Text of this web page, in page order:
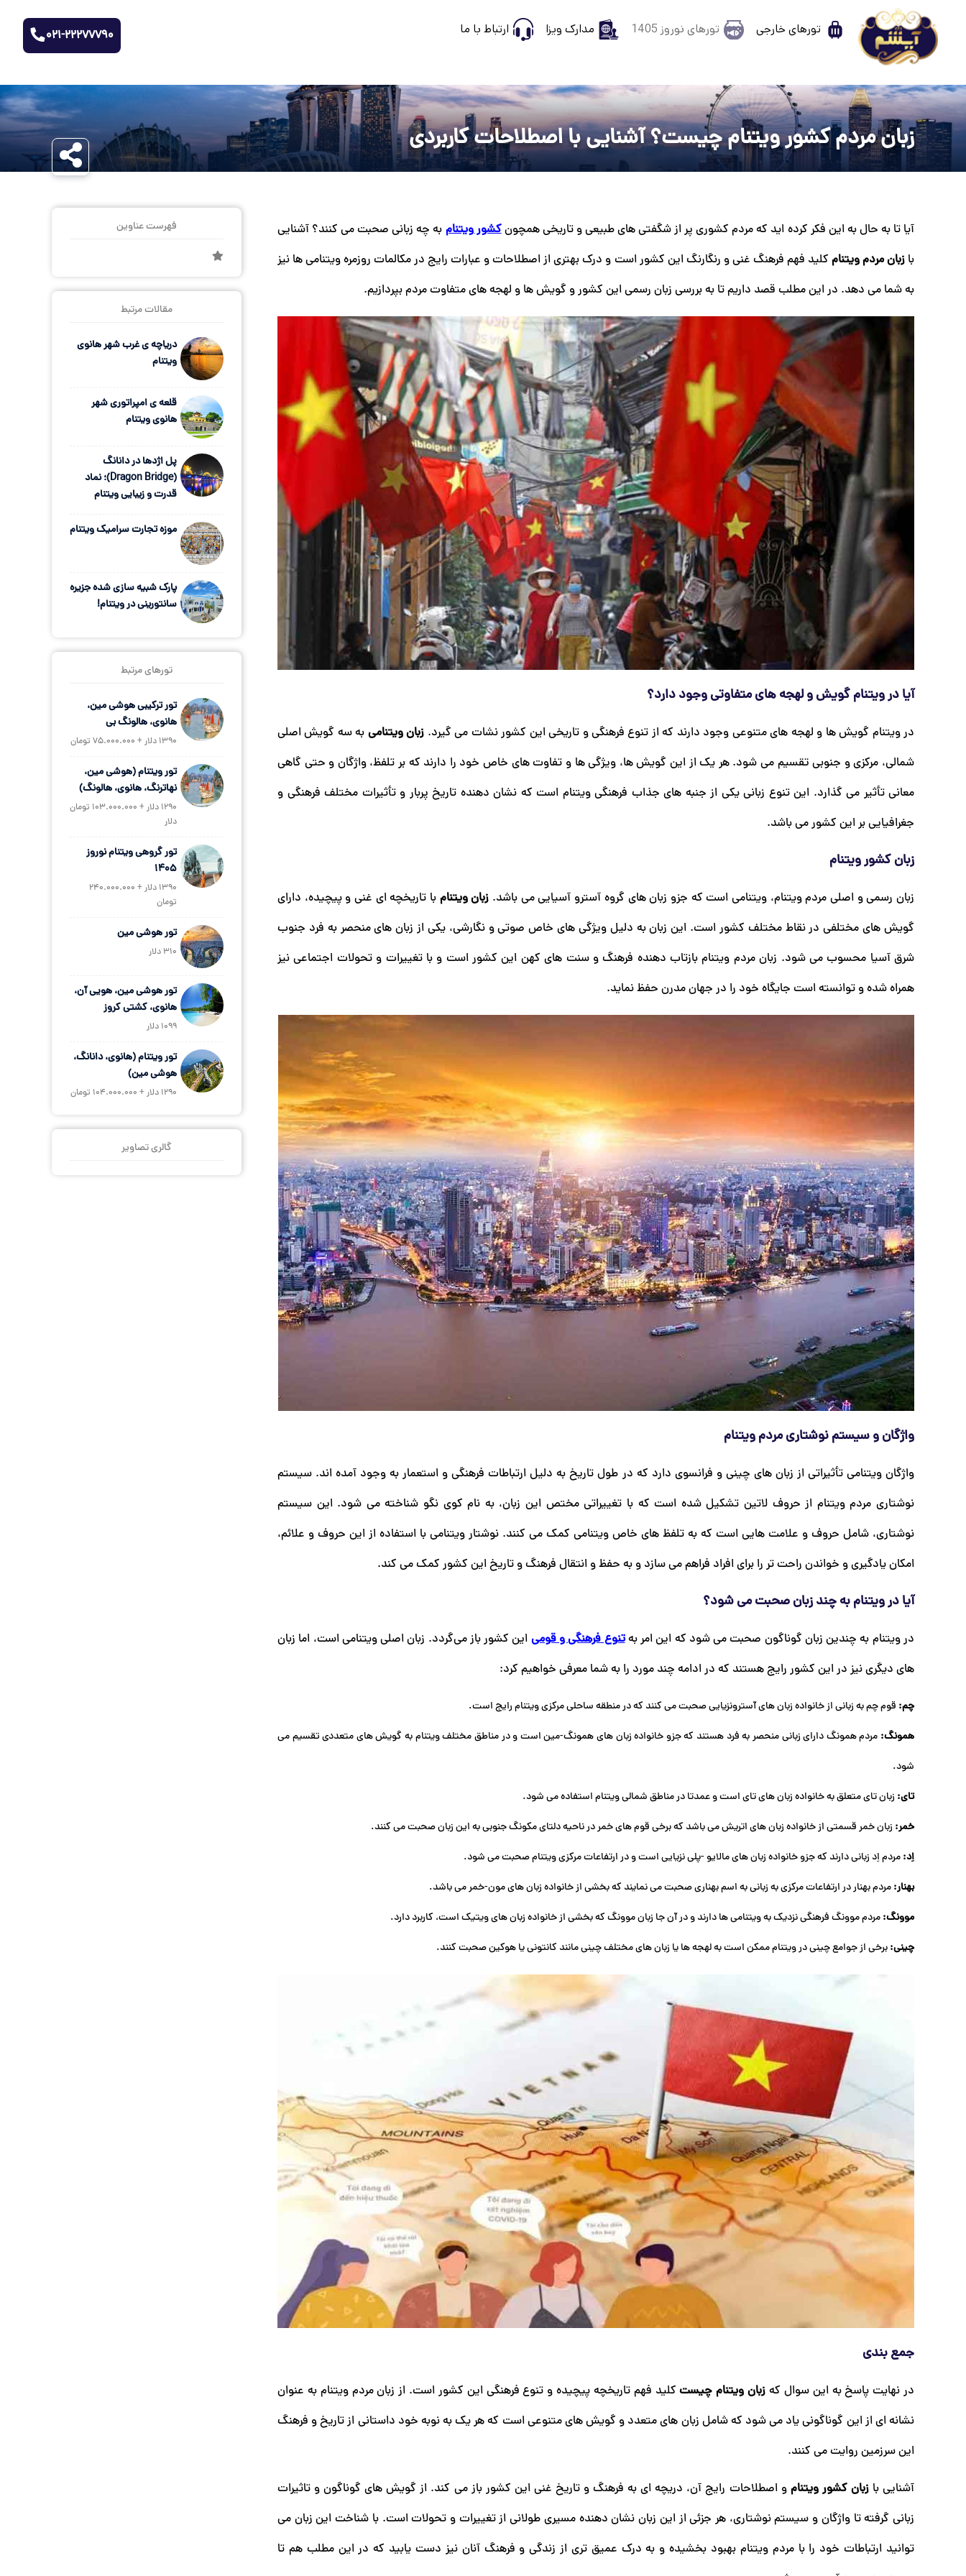
تورهای خارجی تورهای نوروز 1405 مدارک ویزا ارتباط با ما 021-22277790
زبان مردم کشور ویتنام چیست؟ آشنایی با اصطلاحات کاربردی
آیا تا به حال به این فکر کرده‌ اید که مردم کشوری پر از شگفتی ‌های طبیعی و تاریخی همچونکشور ویتنام به چه زبانی صحبت می‌ کنند؟ آشنایی
بازبان مردم ویتنام کلید فهم فرهنگ غنی و رنگارنگ این کشور است و درک بهتری از اصطلاحات و عبارات رایج در مکالمات روزمره ویتنامی‌ ها نیز
به شما می ‌دهد. در این مطلب قصد داریم تا به بررسی زبان رسمی این کشور و گویش ها و لهجه های متفاوت مردم بپردازیم.
آیا در ویتنام گویش و لهجه های متفاوتی وجود دارد؟
در ویتنام گویش‌ ها و لهجه‌ های متنوعی وجود دارند که از تنوع فرهنگی و تاریخی این کشور نشات می‌ گیرد. زبان ویتنامی به سه گویش اصلی
شمالی، مرکزی و جنوبی تقسیم می ‌شود. هر یک از این گویش‌ ها، ویژگی‌ ها و تفاوت ‌های خاص خود را دارند که بر تلفظ، واژگان و حتی گاهی
معانی تأثیر می ‌گذارد. این تنوع زبانی یکی از جنبه ‌های جذاب فرهنگی ویتنام است که نشان ‌دهنده‌ تاریخ پربار و تأثیرات مختلف فرهنگی و
جغرافیایی بر این کشور می ‌باشد.
زبان کشور ویتنام
زبان رسمی و اصلی مردم ویتنام، ویتنامی است که جزو زبان ‌های گروه آسترو آسیایی می ‌باشد. زبان ویتنام با تاریخچه ‌ای غنی و پیچیده، دارای
گویش‌ های مختلفی در نقاط مختلف کشور است. این زبان به دلیل ویژگی ‌های خاص صوتی و نگارشی، یکی از زبان ‌های منحصر به فرد جنوب
شرق آسیا محسوب می ‌شود. زبان مردم ویتنام بازتاب‌ دهنده فرهنگ و سنت ‌های کهن این کشور است و با تغییرات و تحولات اجتماعی نیز
همراه شده و توانسته است جایگاه خود را در جهان مدرن حفظ نماید.
واژگان و سیستم نوشتاری مردم ویتنام
واژگان ویتنامی تأثیراتی از زبان ‌های چینی و فرانسوی دارد که در طول تاریخ به دلیل ارتباطات فرهنگی و استعمار به وجود آمده ‌اند. سیستم
نوشتاری مردم ویتنام از حروف لاتین تشکیل شده است که با تغییراتی مختص این زبان، به نام کوی نگو شناخته می ‌شود. این سیستم
نوشتاری، شامل حروف و علامت‌ هایی است که به تلفظ‌ های خاص ویتنامی کمک می ‌کنند. نوشتار ویتنامی با استفاده از این حروف و علائم،
امکان یادگیری و خواندن راحت ‌تر را برای افراد فراهم می ‌سازد و به حفظ و انتقال فرهنگ و تاریخ این کشور کمک می‌ کند.
آیا در ویتنام به چند زبان صحبت می شود؟
در ویتنام به چندین زبان گوناگون صحبت می ‌شود که این امر بهتنوع فرهنگی و قومی این کشور باز می‌گردد. زبان اصلی ویتنامی است، اما زبان
‌های دیگری نیز در این کشور رایج هستند که در ادامه چند مورد را به شما معرفی خواهیم کرد:
چم: قوم چم به زبانی از خانواده زبان ‌های آسترونزیایی صحبت می‌ کنند که در منطقه ساحلی مرکزی ویتنام رایج است.
همونگ: مردم همونگ دارای زبانی منحصر به فرد هستند که جزو خانواده زبان ‌های همونگ-مین است و در مناطق مختلف ویتنام به گویش ‌های متعددی تقسیم می
‌شود.
تای: زبان تای متعلق به خانواده زبان ‌های تای است و عمدتا در مناطق شمالی ویتنام استفاده می ‌شود.
خمر: زبان خمر قسمتی از خانواده زبان ‌های اتریش می باشد که برخی قوم های خمر در ناحیه دلتای مکونگ جنوبی به این زبان صحبت می کنند.
اِد:مردم اِد زبانی دارند که جزو خانواده زبان‌ های مالایو -پلی‌ نزیایی است و در ارتفاعات مرکزی ویتنام صحبت می ‌شود.
بهنار:مردم بهنار در ارتفاعات مرکزی به زبانی به اسم بهناری صحبت می نمایند که بخشی از خانواده زبان‌ های مون-خمر می باشد.
موونگ:مردم موونگ فرهنگی نزدیک به ویتنامی ‌ها دارند و در آن جا زبان موونگ که بخشی از خانواده زبان ‌های ویتیک است، کاربرد دارد.
چینی:برخی از جوامع چینی در ویتنام ممکن است به لهجه ‌ها یا زبان ‌های مختلف چینی مانند کانتونی یا هوکین صحبت کنند.
جمع بندی
در نهایت پاسخ به این سوال که زبان ویتنام چیستکلید فهم تاریخچه پیچیده و تنوع فرهنگی این کشور است. از زبان مردم ویتنام به عنوان
نشانه ‌ای از این گوناگونی یاد می ‌شود که شامل زبان ‌های متعدد و گویش ‌های متنوعی است که هر یک به نوبه خود داستانی از تاریخ و فرهنگ
این سرزمین روایت می‌ کنند.
آشنایی بازبان کشور ویتنام و اصطلاحات رایج آن، دریچه ‌ای به فرهنگ و تاریخ غنی این کشور باز می ‌کند. از گویش ‌های گوناگون و تاثیرات
زبانی گرفته تا واژگان و سیستم نوشتاری، هر جزئی از این زبان نشان‌ دهنده‌ مسیری طولانی از تغییرات و تحولات است. با شناخت این زبان می
توانید ارتباطات خود را با مردم ویتنام بهبود بخشیده و به درک عمیق ‌تری از زندگی و فرهنگ آنان نیز دست یابید که در این مطلب هم تا
فهرست عناوین
مقالات مرتبط
دریاچه ی غرب شهر هانوی
ویتنام
قلعه ی امپراتوری شهر
هانوی ویتنام
پل اژدها در دانانگ
(Dragon Bridge)؛ نماد
قدرت و زیبایی ویتنام
موزه تجارت سرامیک ویتنام
پارک شبیه سازی شده جزیره
سانتورینی در ویتنام!
تورهای مرتبط
تور ترکیبی هوشی مین،
هانوی، هالونگ بی
1390 دلار + 75.000.000 تومان
تور ویتنام (هوشی مین،
نهاترنگ، هانوی، هالونگ)
1290 دلار + 103.000.000 تومان
دلار
تور گروهی ویتنام نوروز
1405
1390 دلار + 240.000.000
تومان
تور هوشی مین
310 دلار
تور هوشی مین، هویی آن،
هانوی، کشتی کروز
1099 دلار
تور ویتنام (هانوی، دانانگ،
هوشی مین)
1290 دلار + 104.000.000 تومان
گالری تصاویر